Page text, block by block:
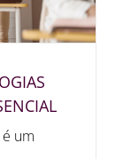
um